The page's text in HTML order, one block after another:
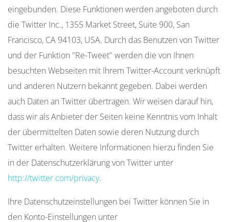
eingebunden. Diese Funktionen werden angeboten durch
die Twitter Inc., 1355 Market Street, Suite 900, San
Francisco, CA 94103, USA. Durch das Benutzen von Twitter
und der Funktion "Re-Tweet" werden die von Ihnen
besuchten Webseiten mit Ihrem Twitter-Account verknüpft
und anderen Nutzern bekannt gegeben. Dabei werden
auch Daten an Twitter übertragen. Wir weisen darauf hin,
dass wir als Anbieter der Seiten keine Kenntnis vom Inhalt
der übermittelten Daten sowie deren Nutzung durch
Twitter erhalten. Weitere Informationen hierzu finden Sie
in der Datenschutzerklärung von Twitter unter
http://twitter.com/privacy.
Ihre Datenschutzeinstellungen bei Twitter können Sie in
den Konto-Einstellungen unter